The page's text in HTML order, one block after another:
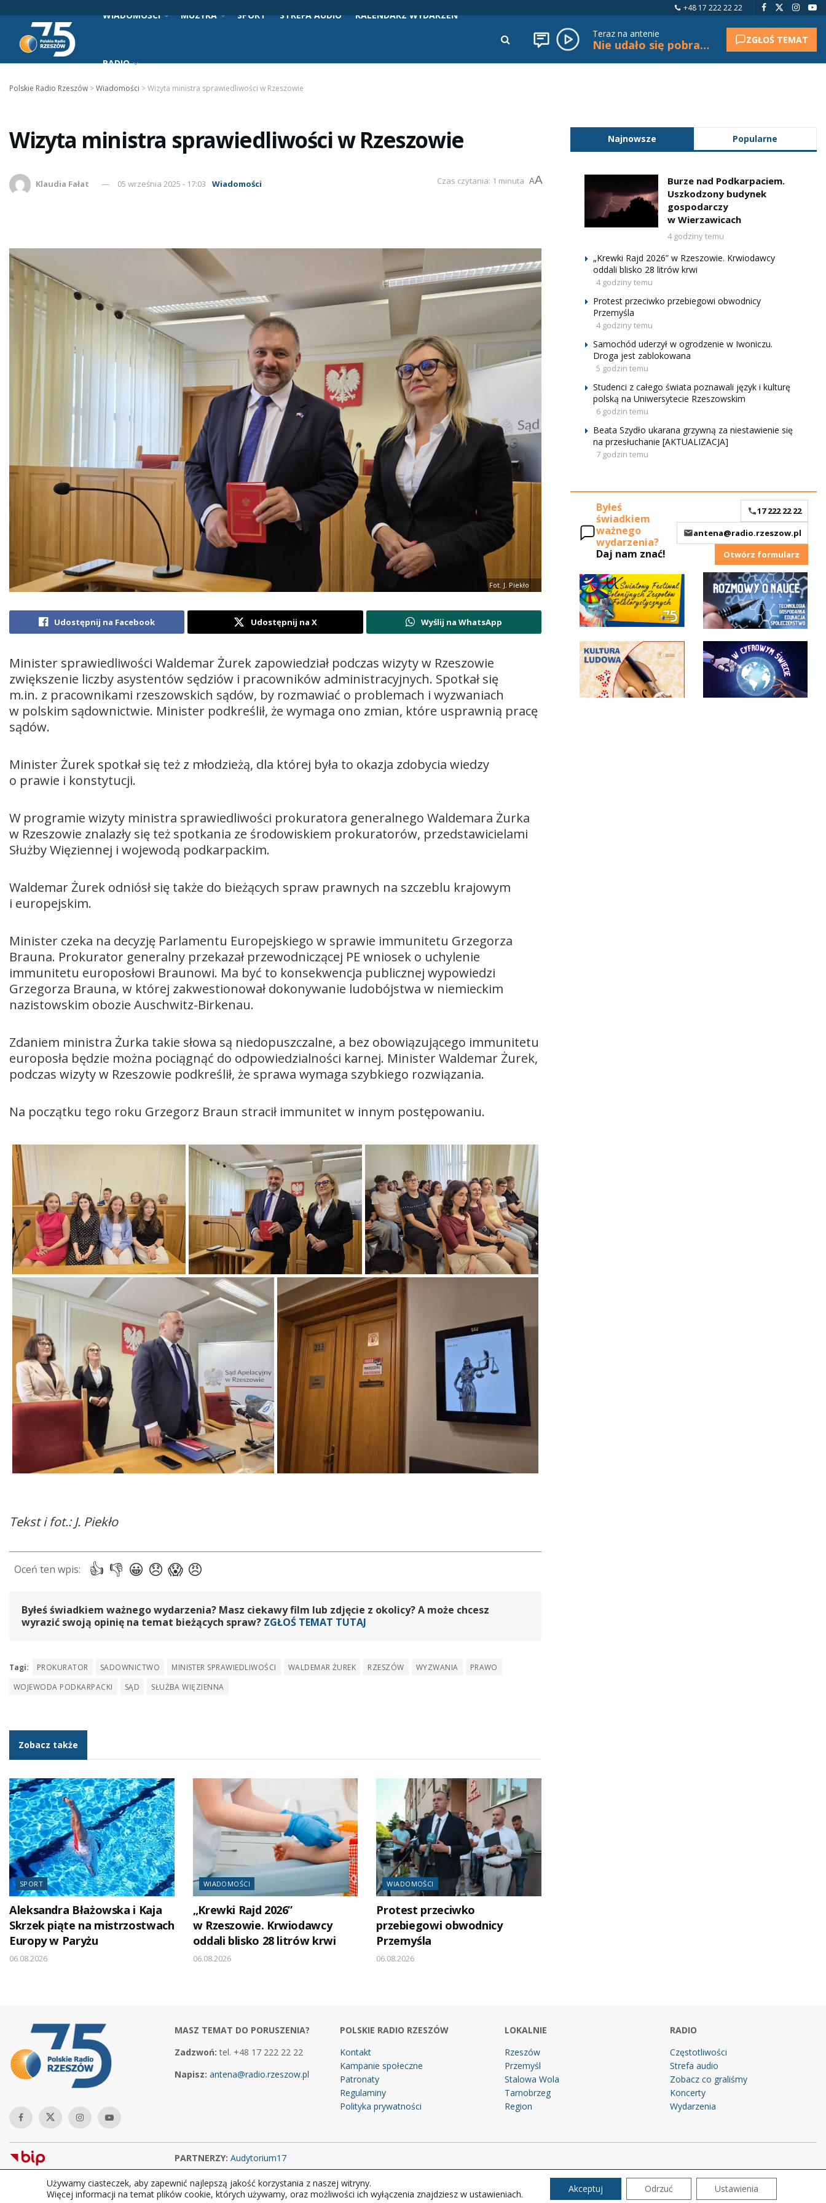
+48 17 222 22 22
WIADOMOŚCI MUZYKA SPORT STREFA AUDIO KALENDARZ WYDARZEŃ
RADIO
Teraz na antenie
Nie udało się pobrać tytułu. ZGŁOŚ TEMAT
Polskie Radio Rzeszów >Wiadomości >Wizyta ministra sprawiedliwości w Rzeszowie
Wizyta ministra sprawiedliwości w Rzeszowie
Klaudia Fałat 05 września 2025 - 17:03 Wiadomości Czas czytania: 1 minuta AA
Fot. J. Piekło
Udostępnij na Facebook Udostępnij na X Wyślij na WhatsApp
Minister sprawiedliwości Waldemar Żurek zapowiedział podczas wizyty w Rzeszowie
zwiększenie liczby asystentów sędziów i pracowników administracyjnych. Spotkał się
m.in. z pracownikami rzeszowskich sądów, by rozmawiać o problemach i wyzwaniach
w polskim sądownictwie. Minister podkreślił, że wymaga ono zmian, które usprawnią pracę
sądów.
Minister Żurek spotkał się też z młodzieżą, dla której była to okazja zdobycia wiedzy
o prawie i konstytucji.
W programie wizyty ministra sprawiedliwości prokuratora generalnego Waldemara Żurka
w Rzeszowie znalazły się też spotkania ze środowiskiem prokuratorów, przedstawicielami
Służby Więziennej i wojewodą podkarpackim.
Waldemar Żurek odniósł się także do bieżących spraw prawnych na szczeblu krajowym
i europejskim.
Minister czeka na decyzję Parlamentu Europejskiego w sprawie immunitetu Grzegorza
Brauna. Prokurator generalny przekazał przewodniczącej PE wniosek o uchylenie
immunitetu europosłowi Braunowi. Ma być to konsekwencja publicznej wypowiedzi
Grzegorza Brauna, w której zakwestionował dokonywanie ludobójstwa w niemieckim
nazistowskim obozie Auschwitz-Birkenau.
Zdaniem ministra Żurka takie słowa są niedopuszczalne, a bez obowiązującego immunitetu
europosła będzie można pociągnąć do odpowiedzialności karnej. Minister Waldemar Żurek,
podczas wizyty w Rzeszowie podkreślił, że sprawa wymaga szybkiego rozwiązania.
Na początku tego roku Grzegorz Braun stracił immunitet w innym postępowaniu.
Tekst i fot.: J. Piekło
Byłeś świadkiem ważnego wydarzenia? Masz ciekawy film lub zdjęcie z okolicy? A może chcesz
wyrazić swoją opinię na temat bieżących spraw? ZGŁOŚ TEMAT TUTAJ
Tagi: PROKURATOR SADOWNICTWO MINISTER SPRAWIEDLIWOŚCI WALDEMAR ŻUREK RZESZÓW WYZWANIA
PRAWO
WOJEWODA PODKARPACKI
SĄD SŁUŻBA WIĘZIENNA
Zobacz także
SPORT
Aleksandra Błażowska i Kaja
Skrzek piąte na mistrzostwach
Europy w Paryżu
06.08.2026
WIADOMOŚCI
„Krewki Rajd 2026”
w Rzeszowie. Krwiodawcy
oddali blisko 28 litrów krwi
06.08.2026
WIADOMOŚCI
Protest przeciwko
przebiegowi obwodnicy
Przemyśla
06.08.2026
Najnowsze Popularne
Burze nad Podkarpaciem.
Uszkodzony budynek
gospodarczy
w Wierzawicach
4 godziny temu
„Krewki Rajd 2026” w Rzeszowie. Krwiodawcy
oddali blisko 28 litrów krwi
4 godziny temu
Protest przeciwko przebiegowi obwodnicy
Przemyśla
4 godziny temu
Samochód uderzył w ogrodzenie w Iwoniczu.
Droga jest zablokowana
5 godzin temu
Studenci z całego świata poznawali język i kulturę
polską na Uniwersytecie Rzeszowskim
6 godzin temu
Beata Szydło ukarana grzywną za niestawienie się
na przesłuchanie [AKTUALIZACJA]
7 godzin temu
Byłeś
świadkiem
ważnego
wydarzenia?
Daj nam znać!
17 222 22 22
antena@radio.rzeszow.pl
Otwórz formularz
MASZ TEMAT DO PORUSZENIA?
Zadzwoń: tel. +48 17 222 22 22
Napisz: antena@radio.rzeszow.pl
POLSKIE RADIO RZESZÓW
Kontakt
Kampanie społeczne
Patronaty
Regulaminy
Polityka prywatności
LOKALNIE
Rzeszów
Przemyśl
Stalowa Wola
Tarnobrzeg
Region
RADIO
Częstotliwości
Strefa audio
Zobacz co graliśmy
Koncerty
Wydarzenia
PARTNERZY: Audytorium17
Copyright © 2026Polskie Radio Rzeszów S.A. w likwidacj. Wszelkie prawa zastrzeżone.
Używamy ciasteczek, aby zapewnić najlepszą jakość korzystania z naszej witryny.
Więcej informacji na temat plików cookie, których używamy, oraz możliwości ich wyłączenia znajdziesz w ustawieniach.
Akceptuj Odrzuć Ustawienia